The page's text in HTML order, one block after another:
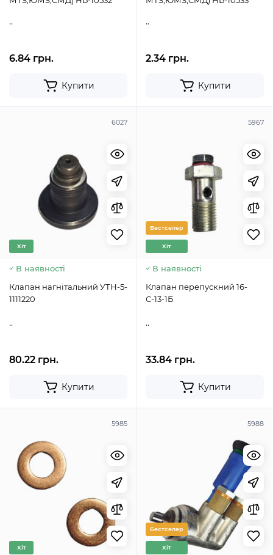
..
6.84 грн.
Купити
..
2.34 грн.
Купити
6027
Хіт
В наявності
Клапан нагнітальний УТН-5-
1111220
..
80.22 грн.
Купити
5967
Бестселер
Хіт
В наявності
Клапан перепускний 16-
С-13-1Б
..
33.84 грн.
Купити
5985
Хіт
5988
Бестселер
Хіт